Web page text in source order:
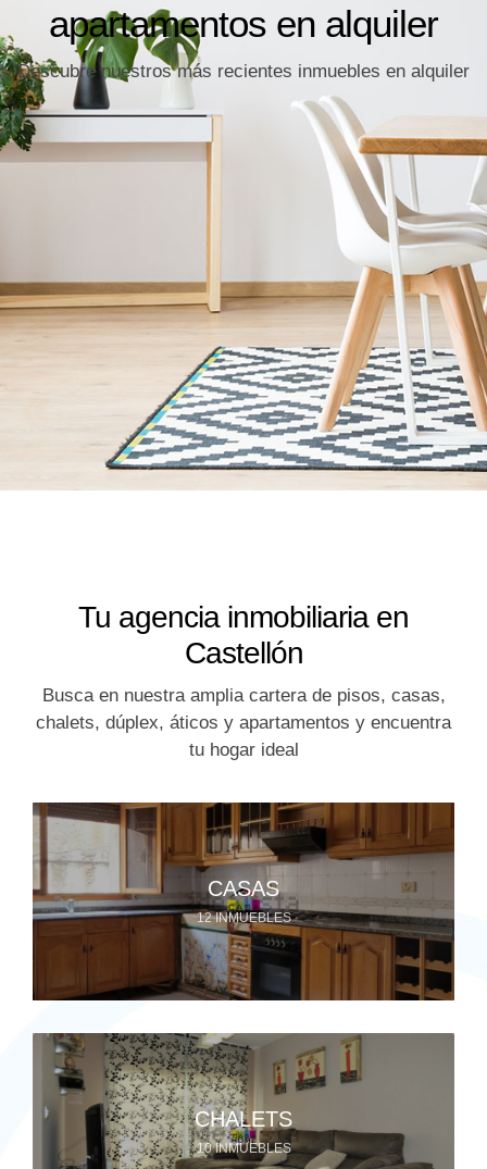
apartamentos en alquiler
Descubre nuestros más recientes inmuebles en alquiler
Tu agencia inmobiliaria en
Castellón
Busca en nuestra amplia cartera de pisos, casas,
chalets, dúplex, áticos y apartamentos y encuentra
tu hogar ideal
CASAS
12 INMUEBLES
CHALETS
10 INMUEBLES